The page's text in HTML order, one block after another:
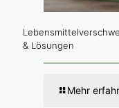
& Lösungen
Mehr